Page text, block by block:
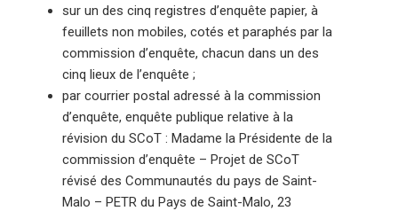
sur un des cinq registres d’enquête papier, à
feuillets non mobiles, cotés et paraphés par la
commission d’enquête, chacun dans un des
cinq lieux de l’enquête ;
par courrier postal adressé à la commission
d’enquête, enquête publique relative à la
révision du SCoT : Madame la Présidente de la
commission d’enquête – Projet de SCoT
révisé des Communautés du pays de Saint-
Malo – PETR du Pays de Saint-Malo, 23